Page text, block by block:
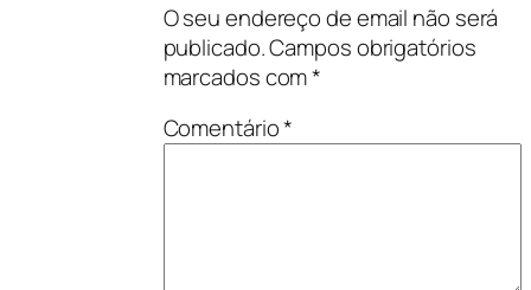
O seu endereço de email não será
publicado.Campos obrigatórios
marcados com*
Comentário*